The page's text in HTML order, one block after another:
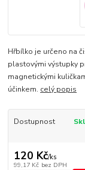
Hřbílko je určeno na
plastovými výstupky
magnetickými
účinkem. celý popis
Dostupnost
120 Kč/ks
99,17 Kč bez DPH